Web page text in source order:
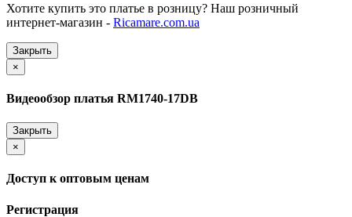
Хотите купить это платье в розницу? Наш розничный
интернет-магазин - Ricamare.com.ua
Закрыть
×
Видеообзор платья RM1740-17DB
Закрыть
×
Доступ к оптовым ценам
Регистрация